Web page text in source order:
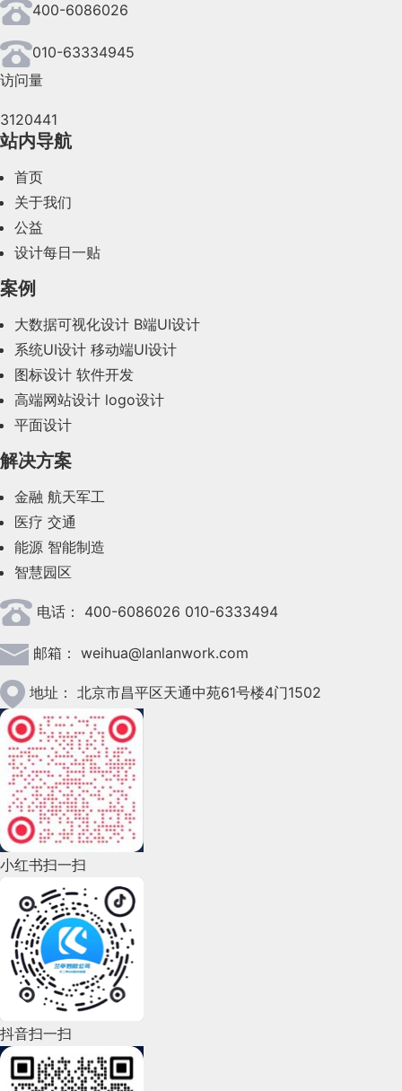
2024年7月(107)
2024年6月(63)
2024年4月(44)
2024年2月(58)
2023年10月(14)
2023年8月(88)
2023年7月(62)
2023年6月(58)
2023年5月(28)
2023年4月(47)
2023年3月(37)
2023年2月(90)
2023年1月(78)
2022年12月(45)
2022年11月(69)
2022年10月(51)
2022年9月(135)
2022年7月(111)
2022年6月(162)
2022年5月(143)
2022年4月(86)
2022年3月(119)
400-6086026
010-63334945
访问量
3120441
站内导航
首页
关于我们
公益
设计每日一贴
案例
大数据可视化设计 B端UI设计
系统UI设计 移动端UI设计
图标设计 软件开发
高端网站设计 logo设计
平面设计
解决方案
金融 航天军工
医疗 交通
能源 智能制造
智慧园区
电话： 400-6086026 010-6333494
邮箱： weihua@lanlanwork.com
地址： 北京市昌平区天通中苑61号楼4门1502
小红书扫一扫
抖音扫一扫